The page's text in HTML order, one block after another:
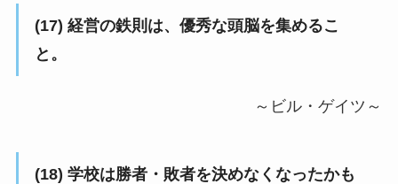
(17) 経営の鉄則は、優秀な頭脳を集めるこ
と。
～ビル・ゲイツ～
(18) 学校は勝者・敗者を決めなくなったかも